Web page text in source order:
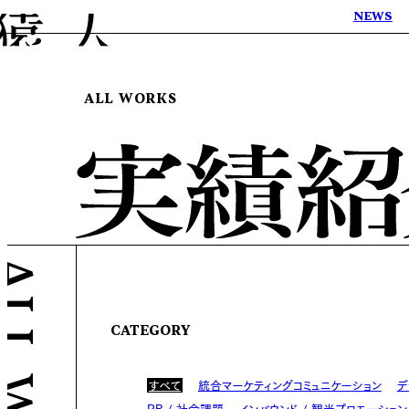
NEWS
ALL WORKS
CATEGORY
すべて 統合マーケティングコミュニケーション